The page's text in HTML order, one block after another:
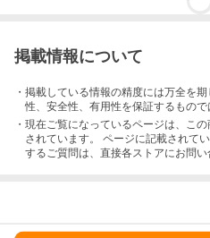
掲載情報について
・掲載している情報の精度には万全を
性、安全性、有用性を保証するもので
・現在ご覧になっているページは、この
されています。 ページに記載されて
するご質問は、直接各ストアにお問い